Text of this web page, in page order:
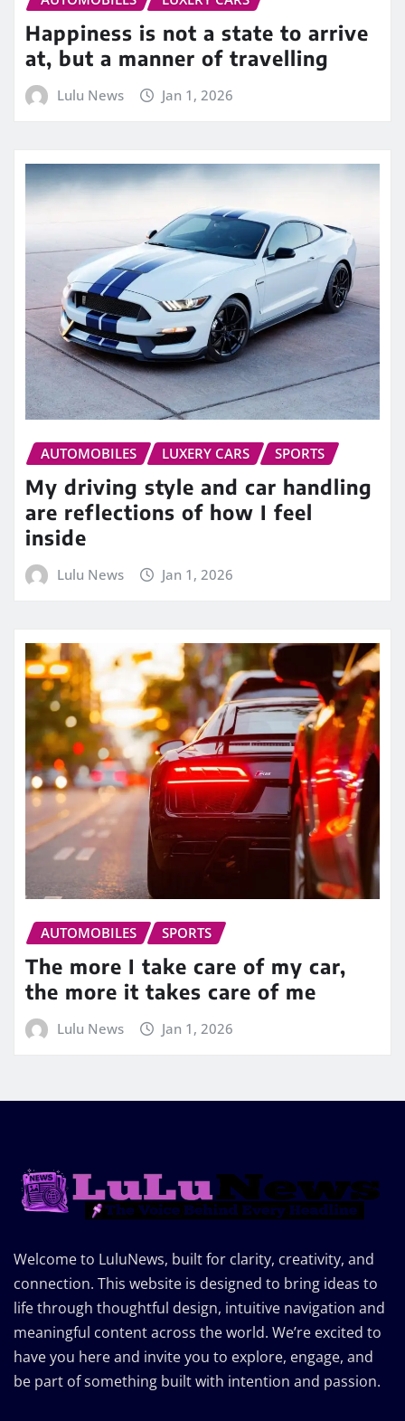
Happiness is not a state to arrive
at, but a manner of travelling
Lulu News Jan 1, 2026
AUTOMOBILES LUXERY CARS SPORTS
My driving style and car handling
are reflections of how I feel
inside
Lulu News Jan 1, 2026
AUTOMOBILES SPORTS
The more I take care of my car,
the more it takes care of me
Lulu News Jan 1, 2026
Welcome to LuluNews, built for clarity, creativity, and
connection. This website is designed to bring ideas to
life through thoughtful design, intuitive navigation and
meaningful content across the world. We’re excited to
have you here and invite you to explore, engage, and
be part of something built with intention and passion.